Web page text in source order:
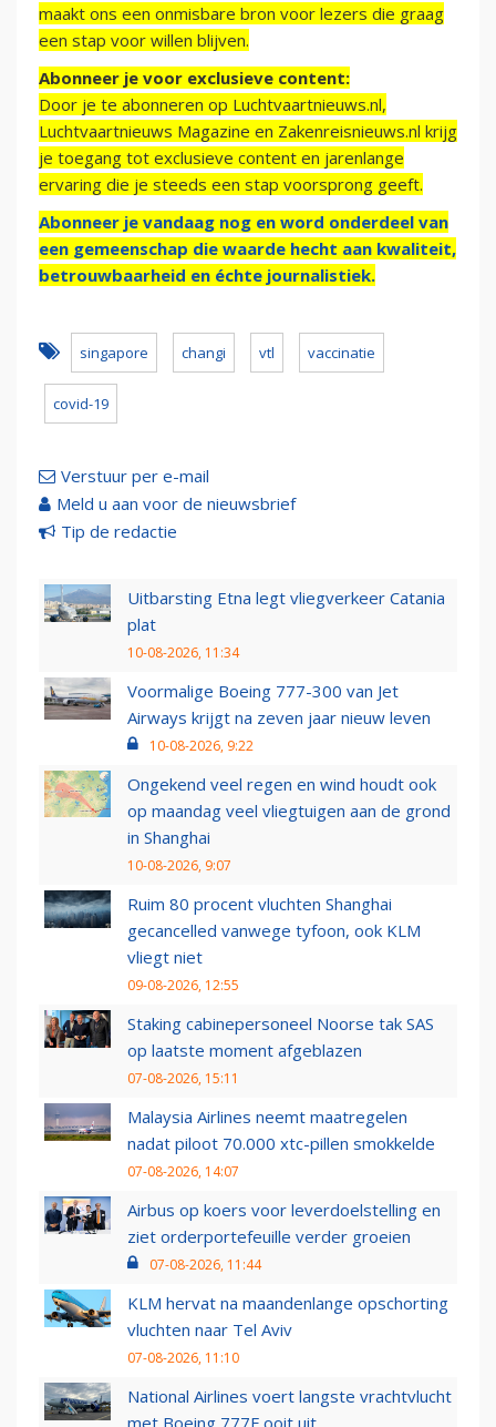
maakt ons een onmisbare bron voor lezers die graag
een stap voor willen blijven.
Abonneer je voor exclusieve content:
Door je te abonneren op Luchtvaartnieuws.nl,
Luchtvaartnieuws Magazine en Zakenreisnieuws.nl krijg
je toegang tot exclusieve content en jarenlange
ervaring die je steeds een stap voorsprong geeft.
Abonneer je vandaag nog en word onderdeel van
een gemeenschap die waarde hecht aan kwaliteit,
betrouwbaarheid en échte journalistiek.
singapore changi vtl vaccinatie
covid-19
Verstuur per e-mail
Meld u aan voor de nieuwsbrief
Tip de redactie
Uitbarsting Etna legt vliegverkeer Catania
plat
10-08-2026, 11:34
Voormalige Boeing 777-300 van Jet
Airways krijgt na zeven jaar nieuw leven
10-08-2026, 9:22
Ongekend veel regen en wind houdt ook
op maandag veel vliegtuigen aan de grond
in Shanghai
10-08-2026, 9:07
Ruim 80 procent vluchten Shanghai
gecancelled vanwege tyfoon, ook KLM
vliegt niet
09-08-2026, 12:55
Staking cabinepersoneel Noorse tak SAS
op laatste moment afgeblazen
07-08-2026, 15:11
Malaysia Airlines neemt maatregelen
nadat piloot 70.000 xtc-pillen smokkelde
07-08-2026, 14:07
Airbus op koers voor leverdoelstelling en
ziet orderportefeuille verder groeien
07-08-2026, 11:44
KLM hervat na maandenlange opschorting
vluchten naar Tel Aviv
07-08-2026, 11:10
National Airlines voert langste vrachtvlucht